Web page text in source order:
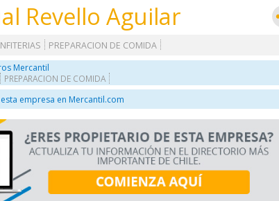
Revello Aguilar
PREPARACION DE COMIDA
Mercantil
PREPARACION DE COMIDA
empresa en Mercantil.com